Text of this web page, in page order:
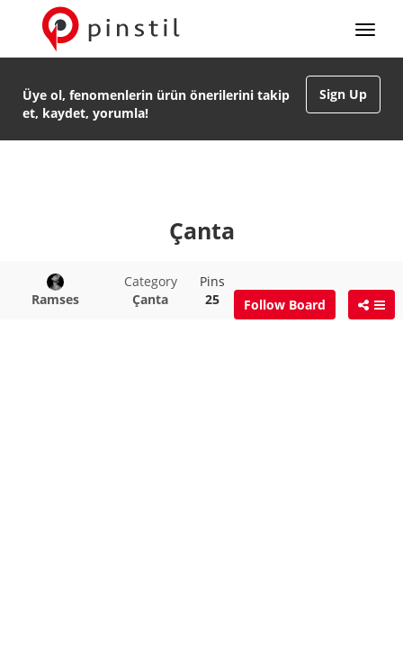
Sign Up
Üye ol, fenomenlerin ürün önerilerini takip
et, kaydet, yorumla!
Çanta
Ramses
Category
Çanta
Pins
25
Follow Board